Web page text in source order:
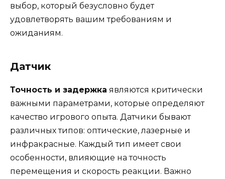
выбор, который безусловно будет
удовлетворять вашим требованиям и
ожиданиям.
Датчик
Точность и задержка являются критически
важными параметрами, которые определяют
качество игрового опыта. Датчики бывают
различных типов: оптические, лазерные и
инфракрасные. Каждый тип имеет свои
особенности, влияющие на точность
перемещения и скорость реакции. Важно